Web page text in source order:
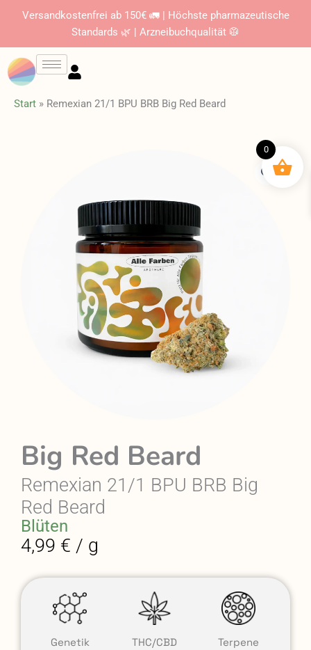
Versandkostenfrei ab 150€ 🚛 | Höchste pharmazeutische
Standards 🌿 | Arzneibuchqualität 🥼
Start » Remexian 21/1 BPU BRB Big Red Beard
Big Red Beard
Remexian 21/1 BPU BRB Big
Red Beard
Blüten
4,99 € / g
Genetik THC/CBD Terpene
0